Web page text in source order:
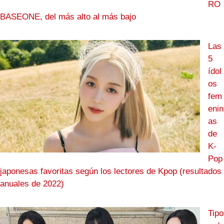
RO
BASEONE, del más alto al más bajo
Las
5
ídol
os
fem
enin
as
de
K-
Pop
japonesas favoritas según los lectores de Kpop (resultados
anuales de 2022)
Tipo